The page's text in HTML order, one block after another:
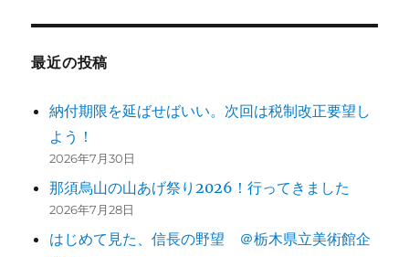
最近の投稿
納付期限を延ばせばいい。次回は税制改正要望し
よう！
2026年7月30日
那須烏山の山あげ祭り2026！行ってきました
2026年7月28日
はじめて見た、信長の野望 ＠栃木県立美術館企